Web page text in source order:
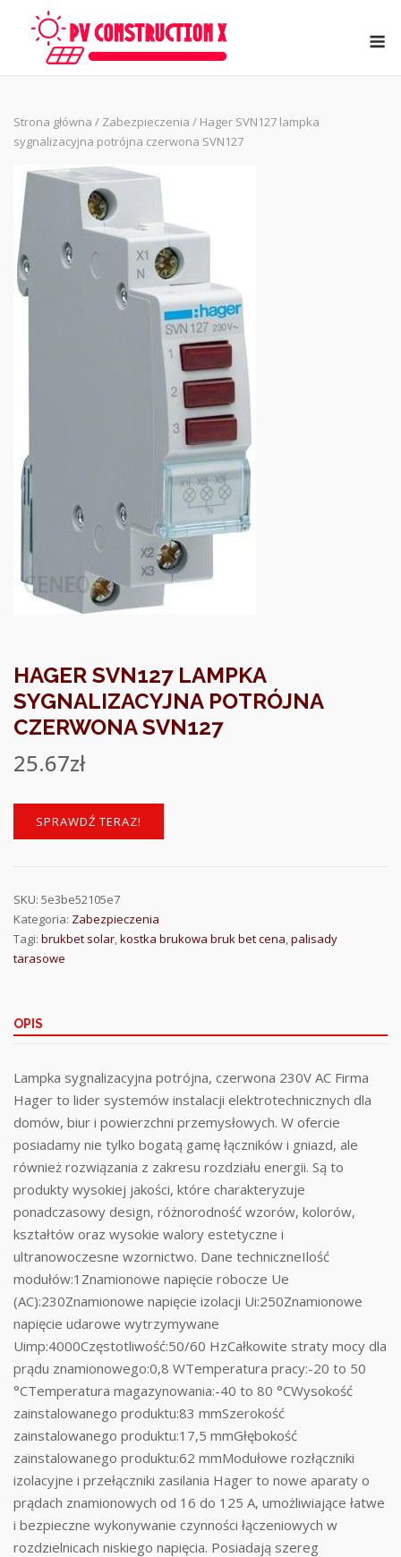
Strona główna / Zabezpieczenia / Hager SVN127 lampka
sygnalizacyjna potrójna czerwona SVN127
HAGER SVN127 LAMPKA
SYGNALIZACYJNA POTRÓJNA
CZERWONA SVN127
25.67zł
SPRAWDŹ TERAZ!
SKU: 5e3be52105e7
Kategoria: Zabezpieczenia
Tagi: brukbet solar,kostka brukowa bruk bet cena,palisady
tarasowe
OPIS
Lampka sygnalizacyjna potrójna, czerwona 230V AC Firma
Hager to lider systemów instalacji elektrotechnicznych dla
domów, biur i powierzchni przemysłowych. W ofercie
posiadamy nie tylko bogatą gamę łączników i gniazd, ale
również rozwiązania z zakresu rozdziału energii. Są to
produkty wysokiej jakości, które charakteryzuje
ponadczasowy design, różnorodność wzorów, kolorów,
kształtów oraz wysokie walory estetyczne i
ultranowoczesne wzornictwo. Dane techniczneIlość
modułów:1Znamionowe napięcie robocze Ue
(AC):230Znamionowe napięcie izolacji Ui:250Znamionowe
napięcie udarowe wytrzymywane
Uimp:4000Częstotliwość:50/60 HzCałkowite straty mocy dla
prądu znamionowego:0,8 WTemperatura pracy:-20 to 50
°CTemperatura magazynowania:-40 to 80 °CWysokość
zainstalowanego produktu:83 mmSzerokość
zainstalowanego produktu:17,5 mmGłębokość
zainstalowanego produktu:62 mmModułowe rozłączniki
izolacyjne i przełączniki zasilania Hager to nowe aparaty o
prądach znamionowych od 16 do 125 A, umożliwiające łatwe
i bezpieczne wykonywanie czynności łączeniowych w
rozdzielnicach niskiego napięcia. Posiadają szereg